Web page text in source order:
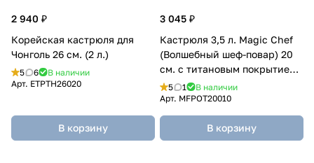
2 940 ₽
Корейская кастрюля для
Чонголь 26 см. (2 л.)
5 6
В наличии
Арт. ETPTH26020
В корзину
3 045 ₽
Кастрюля 3,5 л. Magic Chef
(Волшебный шеф-повар) 20
см. с титановым покрытием
без ручки
5 1
В наличии
Арт. MFPOT20010
В корзину